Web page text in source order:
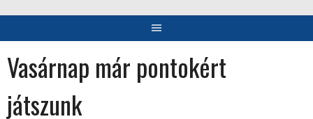
Vasárnap már pontokért
játszunk